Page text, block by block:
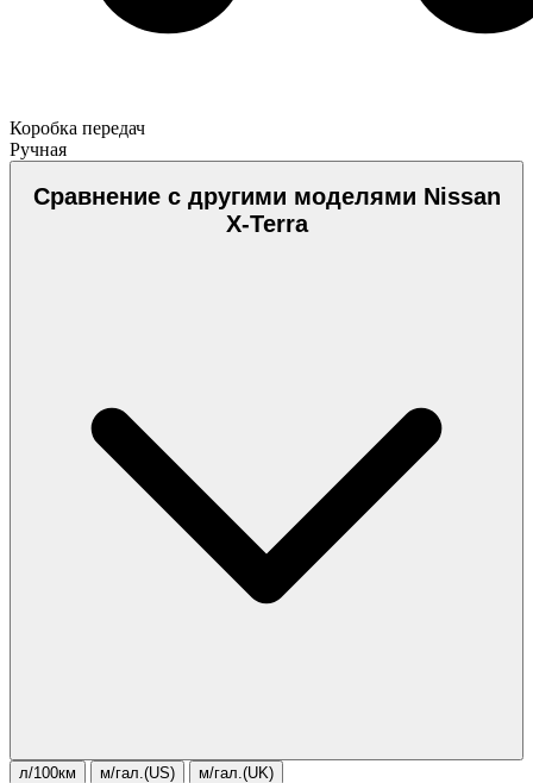
Коробка передач
Ручная
Сравнение с другими моделями Nissan
X-Terra
л/100км м/гал.(US) м/гал.(UK)